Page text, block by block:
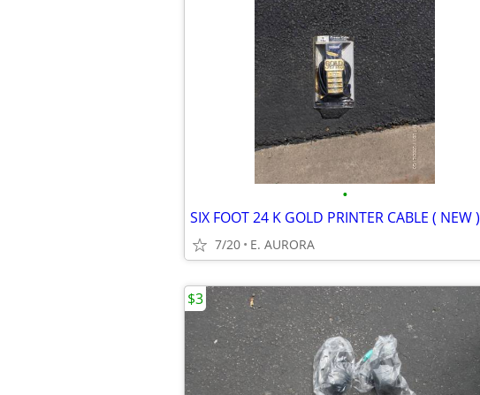
•
SIX FOOT 24 K GOLD PRINTER CABLE ( NEW )
7/20 E. AURORA
$3